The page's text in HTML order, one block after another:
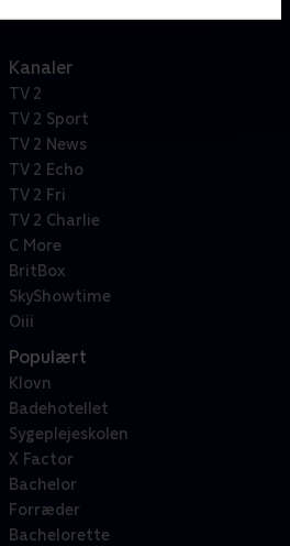
Kanaler
TV 2
TV 2 Sport
TV 2 News
TV 2 Echo
TV 2 Fri
TV 2 Charlie
C More
BritBox
SkyShowtime
Oiii
Populært
Klovn
Badehotellet
Sygeplejeskolen
X Factor
Bachelor
Forræder
Bachelorette